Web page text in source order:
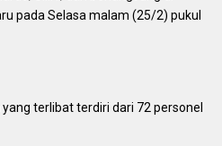
pada Selasa malam (25/2) pukul
terlibat terdiri dari 72 personel